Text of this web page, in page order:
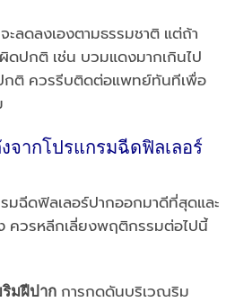
ลดลงเองตามธรรมชาติ แต่ถ้า
ดปกติ เช่น บวมแดงมากเกินไป
กติ ควรรีบติดต่อแพทย์ทันทีเพื่อ
จากโปรแกรมฉีดฟิลเลอร์
มฉีดฟิลเลอร์ปากออกมาดีที่สุดและ
ควรหลีกเลี่ยงพฤติกรรมต่อไปนี้
มฝีปากการกดดันบริเวณริม